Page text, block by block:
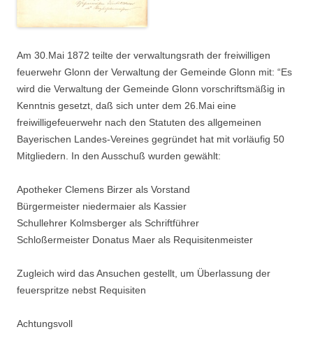
Am 30.Mai 1872 teilte der verwaltungsrath der freiwilligen
feuerwehr Glonn der Verwaltung der Gemeinde Glonn mit: “Es
wird die Verwaltung der Gemeinde Glonn vorschriftsmäßig in
Kenntnis gesetzt, daß sich unter dem 26.Mai eine
freiwilligefeuerwehr nach den Statuten des allgemeinen
Bayerischen Landes-Vereines gegründet hat mit vorläufig 50
Mitgliedern. In den Ausschuß wurden gewählt:
Apotheker Clemens Birzer als Vorstand
Bürgermeister niedermaier als Kassier
Schullehrer Kolmsberger als Schriftführer
Schloßermeister Donatus Maer als Requisitenmeister
Zugleich wird das Ansuchen gestellt, um Überlassung der
feuerspritze nebst Requisiten
Achtungsvoll